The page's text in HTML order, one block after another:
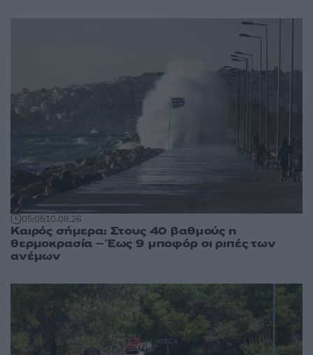
05:0510.08.26
Καιρός σήμερα: Στους 40 βαθμούς η
θερμοκρασία – Έως 9 μποφόρ οι ριπές των
ανέμων